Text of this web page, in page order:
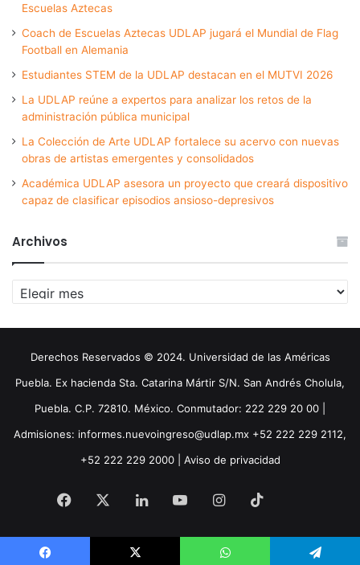
Escuelas Aztecas
Coach de Escuelas Aztecas UDLAP jugará el Mundial de Flag
Football en Alemania
Estudiantes STEM de la UDLAP destacan en el MUTVI 2026
La UDLAP reúne a expertos para analizar los retos de la
administración pública municipal
La Colección de Arte UDLAP fortalece su acervo con nuevas
obras de artistas emergentes y consolidados
Académica UDLAP asesora un proyecto que creará dispositivo
capaz de clasificar episodios ansioso-depresivos
Archivos
Archivos
Derechos Reservados © 2024. Universidad de las Américas
Puebla. Ex hacienda Sta. Catarina Mártir S/N. San Andrés Cholula,
Puebla. C.P. 72810. México. Conmutador: 222 229 20 00 |
Admisiones: informes.nuevoingreso@udlap.mx +52 222 229 2112,
+52 222 229 2000 | Aviso de privacidad
Facebook LinkedInYouTubeInstagram